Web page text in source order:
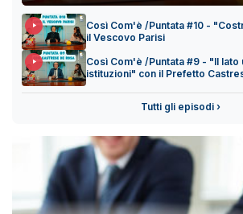
Così Com'è /Puntata #10 -
il Vescovo Parisi
Così Com'è /Puntata #9 - "Il lato
istituzioni" con il Prefetto
Tutti gli episodi ›